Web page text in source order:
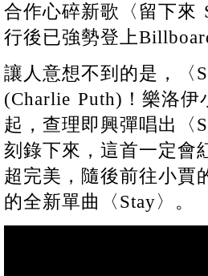
合作心碎新歌〈留下來
行後已強勢登上
讓人意想不到的是，〈
(Charlie Puth)！樂洛伊
起，查理即興彈唱出〈
刻錄下來，這首一定會
超完美，隨後前往小賈
的全新單曲〈Stay〉。